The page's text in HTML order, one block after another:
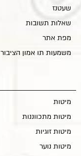
שעטנז
שאלות תשובות
מפת אתר
משמעות תו אמון הציבור
מיטות
מיטות מתכווננות
מיטות זוגיות
מיטות נוער